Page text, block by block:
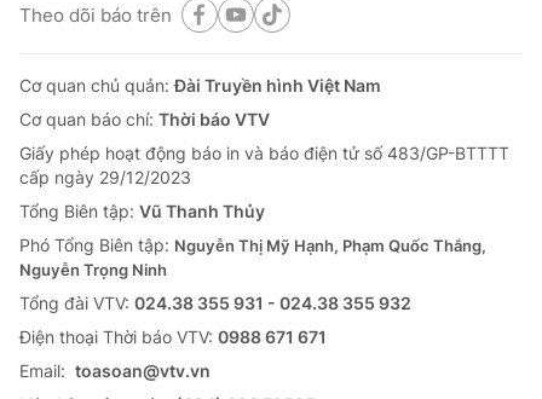
Theo dõi báo trên
Cơ quan chủ quản:Đài Truyền hình Việt Nam
Cơ quan báo chí: Thời báo VTV
Giấy phép hoạt động báo in và báo điện tử số 483/GP-BTTTT
cấp ngày 29/12/2023
Tổng Biên tập: Vũ Thanh Thủy
Phó Tổng Biên tập: Nguyễn Thị Mỹ Hạnh, Phạm Quốc Thắng,
Nguyễn Trọng Ninh
Tổng đài VTV: 024.38 355 931 - 024.38 355 932
Ðiện thoại Thời báo VTV: 0988 671 671
Email: toasoan@vtv.vn